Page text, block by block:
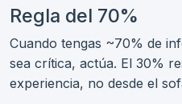
Regla del 70%
Cuando tengas ~70% de
sea crítica, actúa. El 30%
experiencia, no desde el